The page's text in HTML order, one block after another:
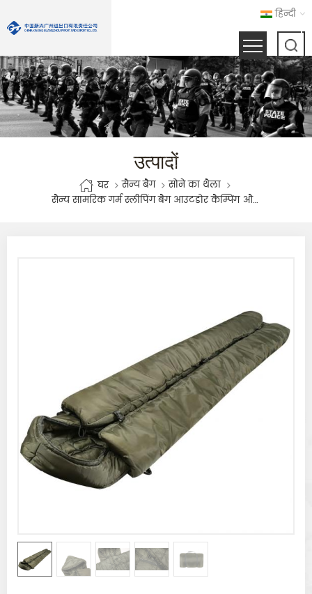
हिन्दी
उत्पादों
घर सैन्य बैग
सोने का थैला
सैन्य सामरिक गर्म स्लीपिंग बैग आउटडोर कैम्पिंग और स्लीपिंग ममी बैग के लिए वाटरप्रूफ